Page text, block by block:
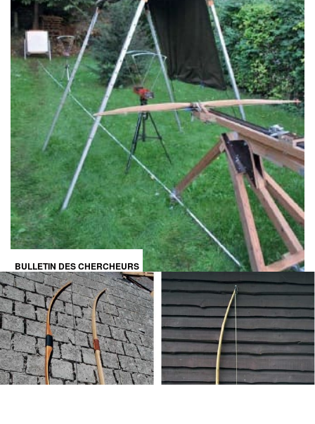
BULLETIN DES CHERCHEURS
DE LA WALLONIE LII, 2015-16